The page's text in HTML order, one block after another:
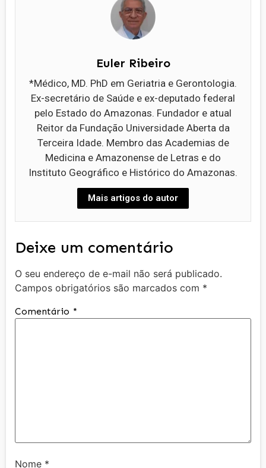
Euler Ribeiro
*Médico, MD. PhD em Geriatria e Gerontologia.
Ex-secretário de Saúde e ex-deputado federal
pelo Estado do Amazonas. Fundador e atual
Reitor da Fundação Universidade Aberta da
Terceira Idade. Membro das Academias de
Medicina e Amazonense de Letras e do
Instituto Geográfico e Histórico do Amazonas.
Mais artigos do autor
Deixe um comentário
O seu endereço de e-mail não será publicado.
Campos obrigatórios são marcados com *
Comentário *
Nome *